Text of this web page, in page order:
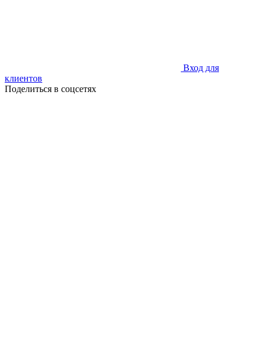
Вход для
клиентов
Поделиться в соцсетях